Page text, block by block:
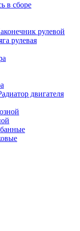
в сборе
рулевой
рулевая
двигателя